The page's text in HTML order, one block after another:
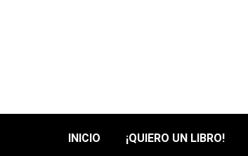
INICIO ¡QUIERO UN LIBRO!